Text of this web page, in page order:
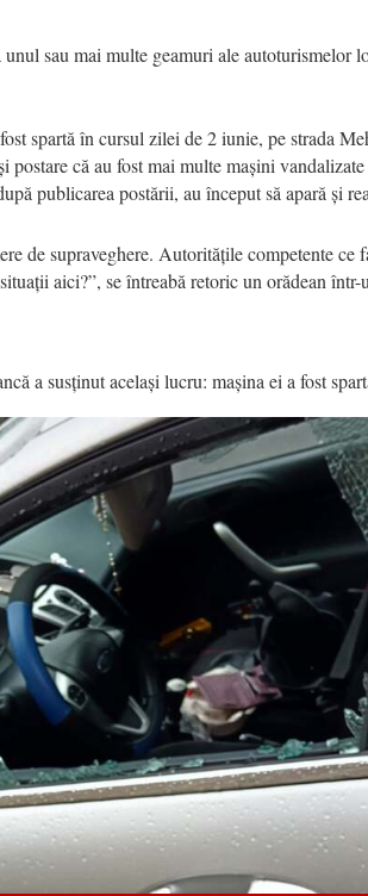
sau mai multe geamuri ale autoturismelor
spartă în cursul zilei de 2 iunie, pe strada
postare că au fost mai multe mașini
publicarea postării, au început să apară și
de supraveghere. Autoritățile competente ce
aici?”, se întreabă retoric un orădean
a susținut același lucru: mașina ei a fost